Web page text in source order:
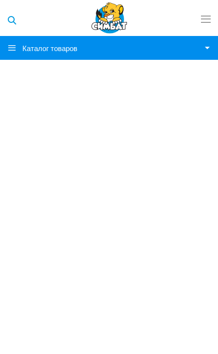
Каталог товаров